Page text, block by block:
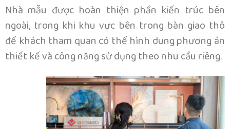
Nhà mẫu được hoàn thiện phần kiến trúc bên
ngoài, trong khi khu vực bên trong bàn giao thô
để khách tham quan có thể hình dung phương án
thiết kế và công năng sử dụng theo nhu cầu riêng.